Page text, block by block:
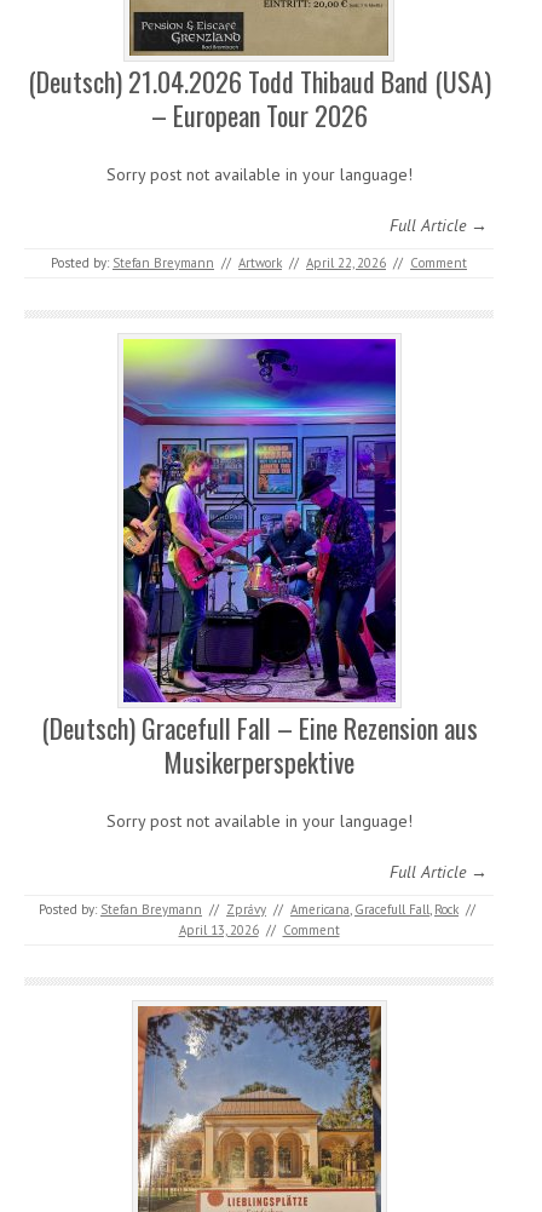
(Deutsch) 21.04.2026 Todd Thibaud Band (USA)
– European Tour 2026
Sorry post not available in your language!
Full Article →
Posted by: Stefan Breymann // Artwork // April 22, 2026 // Comment
(Deutsch) Gracefull Fall – Eine Rezension aus
Musikerperspektive
Sorry post not available in your language!
Full Article →
Posted by: Stefan Breymann // Zprávy // Americana, Gracefull Fall, Rock //
April 13, 2026 // Comment